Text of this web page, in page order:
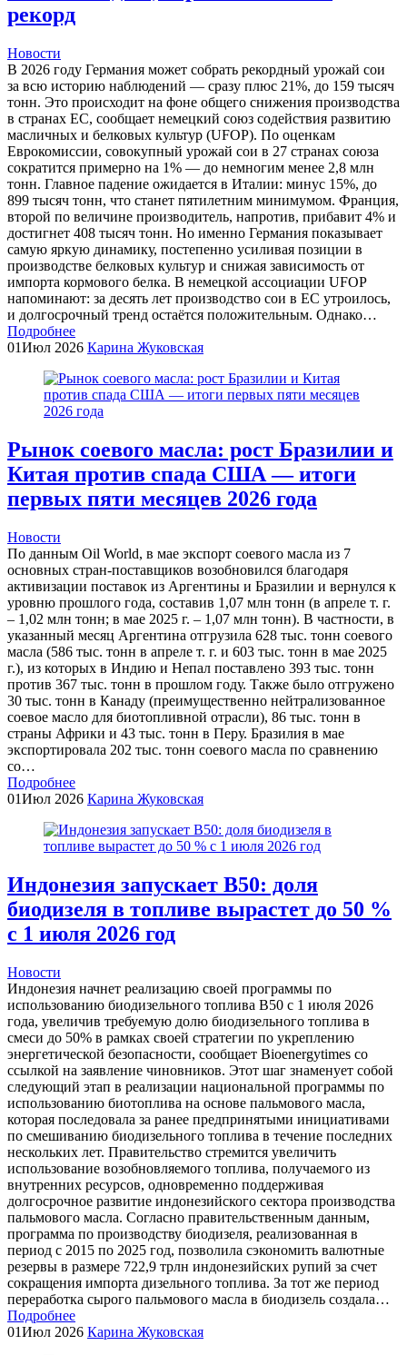
рекорд
Новости
В 2026 году Германия может собрать рекордный урожай сои
за всю историю наблюдений — сразу плюс 21%, до 159 тысяч
тонн. Это происходит на фоне общего снижения производства
в странах ЕС, сообщает немецкий союз содействия развитию
масличных и белковых культур (UFOP). По оценкам
Еврокомиссии, совокупный урожай сои в 27 странах союза
сократится примерно на 1% — до немногим менее 2,8 млн
тонн. Главное падение ожидается в Италии: минус 15%, до
899 тысяч тонн, что станет пятилетним минимумом. Франция,
второй по величине производитель, напротив, прибавит 4% и
достигнет 408 тысяч тонн. Но именно Германия показывает
самую яркую динамику, постепенно усиливая позиции в
производстве белковых культур и снижая зависимость от
импорта кормового белка. В немецкой ассоциации UFOP
напоминают: за десять лет производство сои в ЕС утроилось,
и долгосрочный тренд остаётся положительным. Однако…
Подробнее
01Июл 2026 Карина Жуковская
Рынок соевого масла: рост Бразилии и
Китая против спада США — итоги
первых пяти месяцев 2026 года
Новости
По данным Oil World, в мае экспорт соевого масла из 7
основных стран-поставщиков возобновился благодаря
активизации поставок из Аргентины и Бразилии и вернулся к
уровню прошлого года, составив 1,07 млн ​​тонн (в апреле т. г.
– 1,02 млн тонн; в мае 2025 г. – 1,07 млн тонн). В частности, в
указанный месяц Аргентина отгрузила 628 тыс. тонн соевого
масла (586 тыс. тонн в апреле т. г. и 603 тыс. тонн в мае 2025
г.), из которых в Индию и Непал поставлено 393 тыс. тонн
против 367 тыс. тонн в прошлом году. Также было отгружено
30 тыс. тонн в Канаду (преимущественно нейтрализованное
соевое масло для биотопливной отрасли), 86 тыс. тонн в
страны Африки и 43 тыс. тонн в Перу. Бразилия в мае
экспортировала 202 тыс. тонн соевого масла по сравнению
со…
Подробнее
01Июл 2026 Карина Жуковская
Индонезия запускает B50: доля
биодизеля в топливе вырастет до 50 %
с 1 июля 2026 год
Новости
Индонезия начнет реализацию своей программы по
использованию биодизельного топлива B50 с 1 июля 2026
года, увеличив требуемую долю биодизельного топлива в
смеси до 50% в рамках своей стратегии по укреплению
энергетической безопасности, сообщает Bioenergytimes cо
ссылкой на заявление чиновников. Этот шаг знаменует собой
следующий этап в реализации национальной программы по
использованию биотоплива на основе пальмового масла,
которая последовала за ранее предпринятыми инициативами
по смешиванию биодизельного топлива в течение последних
нескольких лет. Правительство стремится увеличить
использование возобновляемого топлива, получаемого из
внутренних ресурсов, одновременно поддерживая
долгосрочное развитие индонезийского сектора производства
пальмового масла. Согласно правительственным данным,
программа по производству биодизеля, реализованная в
период с 2015 по 2025 год, позволила сэкономить валютные
резервы в размере 722,9 трлн индонезийских рупий за счет
сокращения импорта дизельного топлива. За тот же период
переработка сырого пальмового масла в биодизель создала…
Подробнее
01Июл 2026 Карина Жуковская